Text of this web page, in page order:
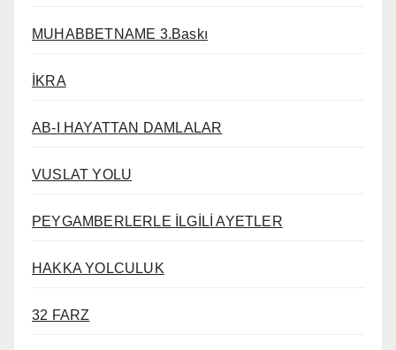
MUHABBETNAME 3.Baskı
İKRA
AB-I HAYATTAN DAMLALAR
VUSLAT YOLU
PEYGAMBERLERLE İLGİLİ AYETLER
HAKKA YOLCULUK
32 FARZ